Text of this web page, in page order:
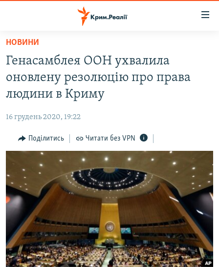
Перейти
основного
матеріалу
до
основної
навігації
Перейти
до
ВІДЕО ТА ФОТО
БЛОГИ
ПОГЛЯД
ІНТЕРВ'Ю
ВСЕ ЗА ДЕНЬ
СПЕЦПРОЕКТИ
ДЕПОРТАЦІЯ
ВІДЕОУРОКИ «ELIFBE»
СВІДЧЕННЯ ОКУПАЦІЇ
УКРАЇНСЬКА ПРОБЛЕМА КРИМУ
ЯК ОБІЙТИ БЛОКУВАННЯ
Русский
Qırımtatar
НОВИНИ
Генасамблея ООН ухвалила
оновлену резолюцію про права
людини в Криму
16 грудень 2020, 19:22
Поділитись Читати без VPN